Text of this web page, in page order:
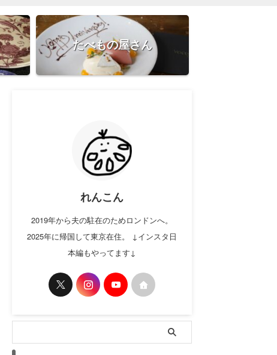
たべもの屋さん
れんこん
2019年から夫の駐在のためロンドンへ。
2025年に帰国して東京在住。 ↓インスタ日
本編もやってます↓